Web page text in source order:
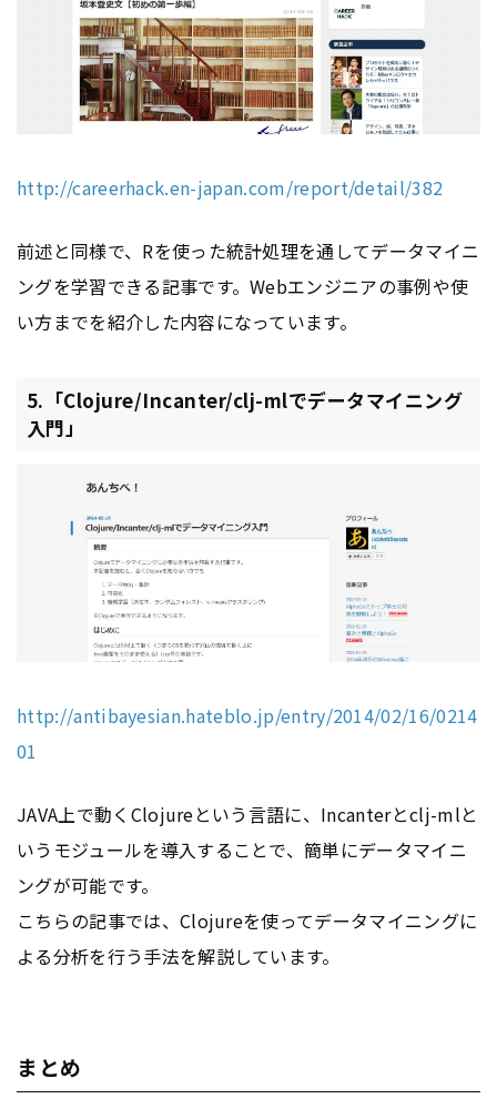
http://careerhack.en-japan.com/report/detail/382
前述と同様で、Rを使った統計処理を通してデータマイニ
ングを学習できる記事です。Webエンジニアの事例や使
い方までを紹介した内容になっています。
5.「Clojure/Incanter/clj-mlでデータマイニング
入門」
http://antibayesian.hateblo.jp/entry/2014/02/16/0214
01
JAVA上で動くClojureという言語に、Incanterとclj-mlと
いうモジュールを導入することで、簡単にデータマイニ
ングが可能です。
こちらの記事では、Clojureを使ってデータマイニングに
よる分析を行う手法を解説しています。
まとめ